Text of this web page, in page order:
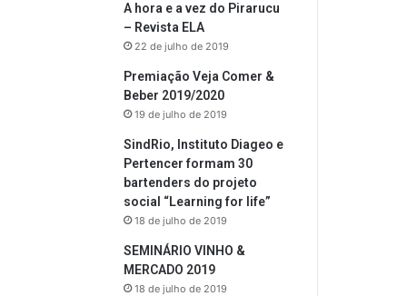
A hora e a vez do Pirarucu
– Revista ELA
22 de julho de 2019
Premiação Veja Comer &
Beber 2019/2020
19 de julho de 2019
SindRio, Instituto Diageo e
Pertencer formam 30
bartenders do projeto
social “Learning for life”
18 de julho de 2019
SEMINÁRIO VINHO &
MERCADO 2019
18 de julho de 2019